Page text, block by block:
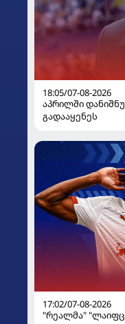
18:05/07-08-2026
აპრილში
გადააყენეს
17:02/07-08-2026
"რეალმა"